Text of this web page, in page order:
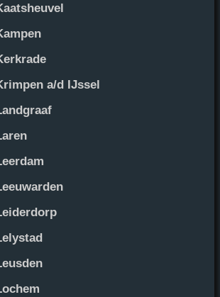
a/d IJssel